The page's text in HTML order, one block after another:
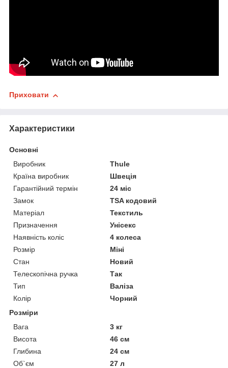
Приховати
Характеристики
Основні
Виробник
Thule
Країна виробник
Швеція
Гарантійний термін
24 міс
Замок
TSA кодовий
Матеріал
Текстиль
Призначення
Унісекс
Наявність коліс
4 колеса
Розмір
Міні
Стан
Новий
Телескопічна ручка
Так
Тип
Валіза
Колір
Чорний
Розміри
Вага
3 кг
Висота
46 см
Глибина
24 см
Об`єм
27 л